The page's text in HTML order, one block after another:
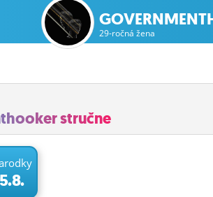
29-ročná žena
stručne
5.8.